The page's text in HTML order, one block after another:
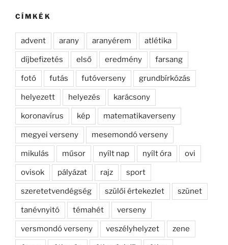
CÍMKÉK
advent arany aranyérem atlétika
díjbefizetés első eredmény farsang
fotó futás futóverseny grundbírkózás
helyezett helyezés karácsony
koronavírus kép matematikaverseny
megyei verseny mesemondó verseny
mikulás műsor nyílt nap nyílt óra ovi
ovisok pályázat rajz sport
szeretetvendégség szülői értekezlet szünet
tanévnyitó témahét verseny
versmondó verseny veszélyhelyzet zene